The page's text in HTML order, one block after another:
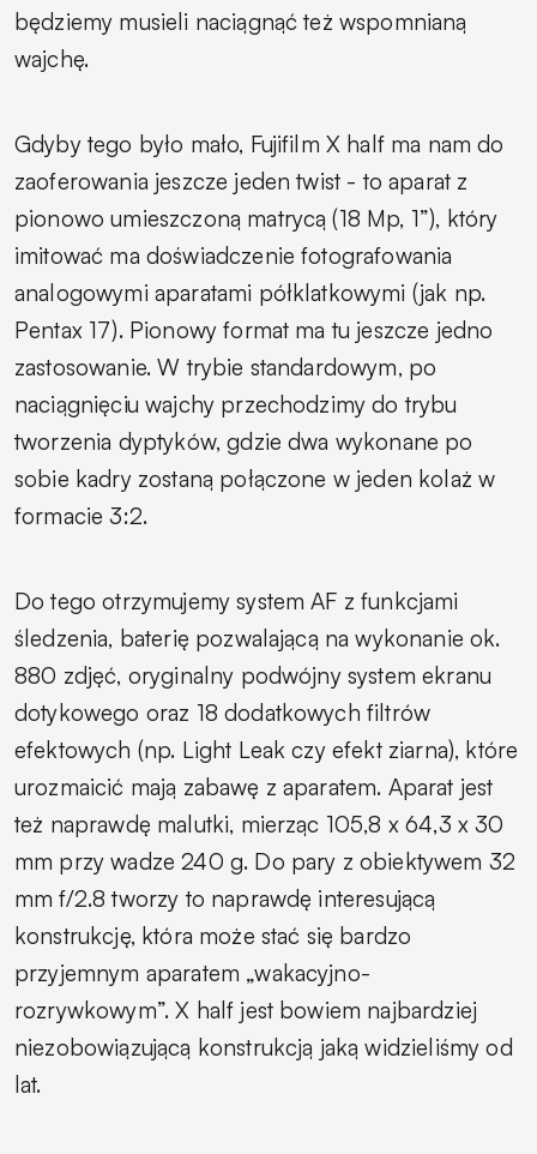
będziemy musieli naciągnąć też wspomnianą
wajchę.
Gdyby tego było mało, Fujifilm X half ma nam do
zaoferowania jeszcze jeden twist - to aparat z
pionowo umieszczoną matrycą (18 Mp, 1”), który
imitować ma doświadczenie fotografowania
analogowymi aparatami półklatkowymi (jak np.
Pentax 17). Pionowy format ma tu jeszcze jedno
zastosowanie. W trybie standardowym, po
naciągnięciu wajchy przechodzimy do trybu
tworzenia dyptyków, gdzie dwa wykonane po
sobie kadry zostaną połączone w jeden kolaż w
formacie 3:2.
Do tego otrzymujemy system AF z funkcjami
śledzenia, baterię pozwalającą na wykonanie ok.
880 zdjęć, oryginalny podwójny system ekranu
dotykowego oraz 18 dodatkowych filtrów
efektowych (np. Light Leak czy efekt ziarna), które
urozmaicić mają zabawę z aparatem. Aparat jest
też naprawdę malutki, mierząc 105,8 x 64,3 x 30
mm przy wadze 240 g. Do pary z obiektywem 32
mm f/2.8 tworzy to naprawdę interesującą
konstrukcję, która może stać się bardzo
przyjemnym aparatem „wakacyjno-
rozrywkowym”. X half jest bowiem najbardziej
niezobowiązującą konstrukcją jaką widzieliśmy od
lat.